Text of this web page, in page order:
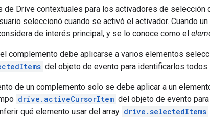
de Drive contextuales para los activadores de
seleccionó cuando se activó el activador. Cuando
de interés principal, y se lo conoce como el
complemento debe aplicarse a varios elementos
del objeto de evento para identificarlos todos.
de un complemento solo se debe aplicar a un
drive.activeCursorItem del objeto de evento
qué elemento usar del array drive.selectedItems .